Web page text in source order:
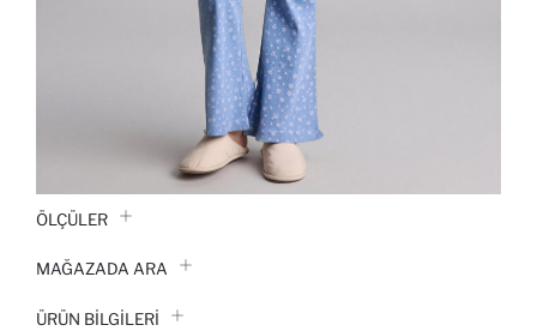
ÖLÇÜLER
MAĞAZADA ARA
ÜRÜN BILGILERI